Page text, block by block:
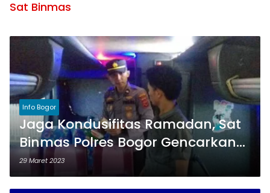
Sat Binmas
Info Bogor
Jaga Kondusifitas Ramadan, Sat
Binmas Polres Bogor Gencarkan
Patroli
29 Maret 2023